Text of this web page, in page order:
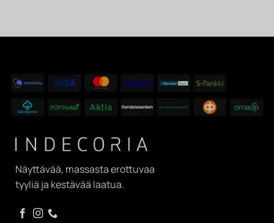
Näyttävää, massasta erottuvaa
tyyliä ja kestävää laatua.